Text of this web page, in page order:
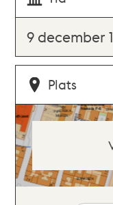
9 december
Plats